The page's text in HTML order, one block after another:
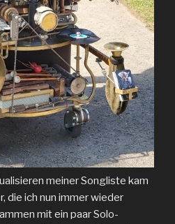
meiner Songliste kam
die ich nun immer wieder
mit ein paar Solo-